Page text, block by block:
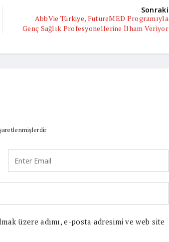
Sonraki
AbbVie Türkiye, FutureMED Programıyla
Genç Sağlık Profesyonellerine İlham Veriyor
üzere adımı, e-posta adresimi ve web site